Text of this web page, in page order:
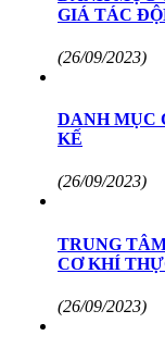
GIÁ TÁC
(26/09/2023)
DANH MỤC
KẾ
(26/09/2023)
TRUNG
CƠ KHÍ
(26/09/2023)